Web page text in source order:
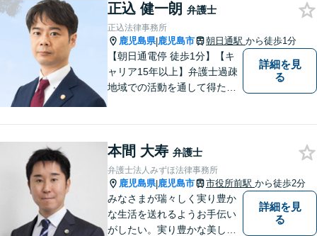
をしておりました。丁寧なヒ
アリングで、ご相談の全容を
明らかにし、納得のいく解決
を目指します。
正込 健一朗 弁護士
正込法律事務所
鹿児島県|鹿児島市 朝日通駅 から徒歩1分
【朝日通電停 徒歩1分】【キ
ャリア15年以上】弁護士過疎
地域での活動を通して得た経
適な解決策をご提案します
詳細を見
る
本間 大寿 弁護士
弁護士法人みずほ法律事務所
鹿児島県|鹿児島市 市役所前駅 から徒歩2分
みなさまが瑞々しく実り豊か
な生活を送れるようお手伝い
がしたい。実り豊かな美しい
詳細を見
る